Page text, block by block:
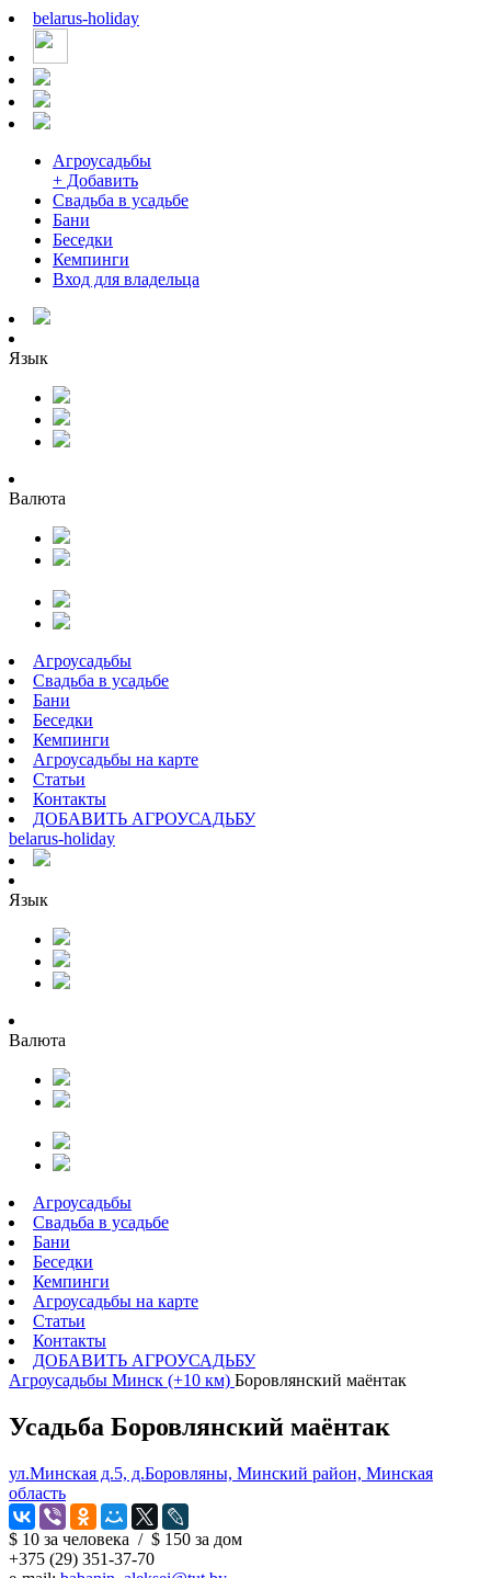
belarus-holiday
Агроусадьбы
+ Добавить
Свадьба в усадьбе
Бани
Беседки
Кемпинги
Вход для владельца
Язык
Валюта
Агроусадьбы
Свадьба в усадьбе
Бани
Беседки
Кемпинги
Агроусадьбы на карте
Статьи
Контакты
ДОБАВИТЬ АГРОУСАДЬБУ
belarus-holiday
Язык
Валюта
Агроусадьбы
Свадьба в усадьбе
Бани
Беседки
Кемпинги
Агроусадьбы на карте
Статьи
Контакты
ДОБАВИТЬ АГРОУСАДЬБУ
Агроусадьбы Минск (+10 км) Боровлянский маёнтак
Усадьба Боровлянский маёнтак
ул.Минская д.5, д.Боровляны, Минский район, Минская
область
$ 10 за человека / $ 150 за дом
+375 (29) 351-37-70